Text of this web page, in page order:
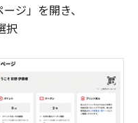
ジ」を開き、
択